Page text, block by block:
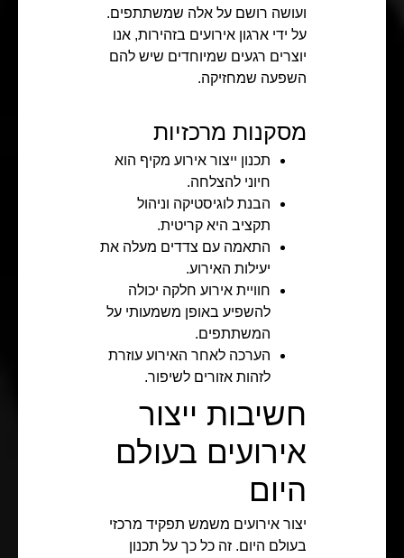
ועושה רושם על אלה שמשתתפים.
על ידי ארגון אירועים בזהירות, אנו
יוצרים רגעים שמיוחדים שיש להם
השפעה שמחזיקה.
מסקנות מרכזיות
תכנון ייצור אירוע מקיף הוא
חיוני להצלחה.
הבנת לוגיסטיקה וניהול
תקציב היא קריטית.
התאמה עם צדדים מעלה את
יעילות האירוע.
חוויית אירוע חלקה יכולה
להשפיע באופן משמעותי על
המשתתפים.
הערכה לאחר האירוע עוזרת
לזהות אזורים לשיפור.
חשיבות ייצור
אירועים בעולם
היום
יצור אירועים משמש תפקיד מרכזי
בעולם היום. זה כל כך על תכנון